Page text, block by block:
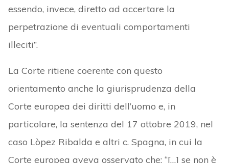
essendo, invece, diretto ad accertare la
perpetrazione di eventuali comportamenti
illeciti”.
La Corte ritiene coerente con questo
orientamento anche la giurisprudenza della
Corte europea dei diritti dell’uomo e, in
particolare, la sentenza del 17 ottobre 2019, nel
caso Lòpez Ribalda e altri c. Spagna, in cui la
Corte europea aveva osservato che: “[…] se non è